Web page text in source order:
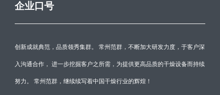
企业口号
创新成就典范，品质领秀集群。 常州范群，不断加大研发力度，于客户深
入沟通合作， 进一步挖掘客户之所需，为提供更高品质的干燥设备而持续
努力。 常州范群，继续续写着中国干燥行业的辉煌！